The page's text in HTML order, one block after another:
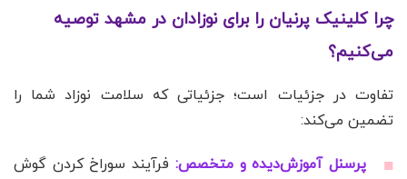
چرا کلینیک پرنیان را برای نوزادان در مشهد توصیه
می‌کنیم؟
تفاوت در جزئیات است؛ جزئیاتی که سلامت نوزاد شما را
تضمین می‌کند:
پرسنل آموزش‌دیده و متخصص: فرآیند سوراخ کردن گوش